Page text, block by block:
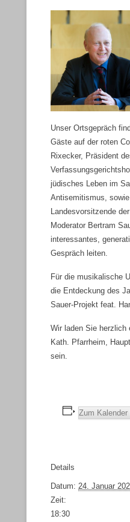
Unser Ortsgepräch
Gäste auf der roten
Rixecker, Präsident
jüdisches Leben im
Antisemitismus, sowie
Landesvorsitzende
Moderator Bertram
interessantes,
Gespräch leiten.
Für die musikalische
die Entdeckung des
Sauer-Projekt feat.
Wir laden Sie herzlich
Kath. Pfarrheim,
sein.
Zum Kalender
Details
Datum: 24. Januar
Zeit:
18:30